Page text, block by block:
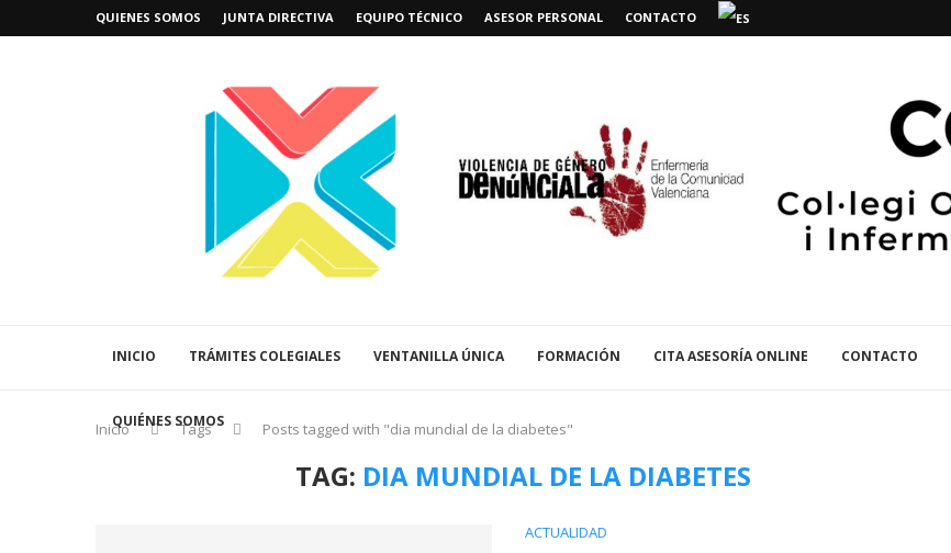
QUIENES SOMOS JUNTA DIRECTIVA EQUIPO TÉCNICO ASESOR PERSONAL CONTACTO
INICIO TRÁMITES COLEGIALES VENTANILLA ÚNICA FORMACIÓN CITA ASESORÍA ONLINE CONTACTO
QUIÉNES SOMOS
Inicio Tags Posts tagged with "dia mundial de la diabetes"
TAG: DIA MUNDIAL DE LA DIABETES
ACTUALIDAD